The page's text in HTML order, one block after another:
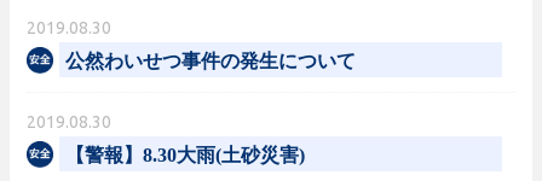
2019.08.30
公然わいせつ事件の発生について
2019.08.30
【警報】8.30大雨(土砂災害)